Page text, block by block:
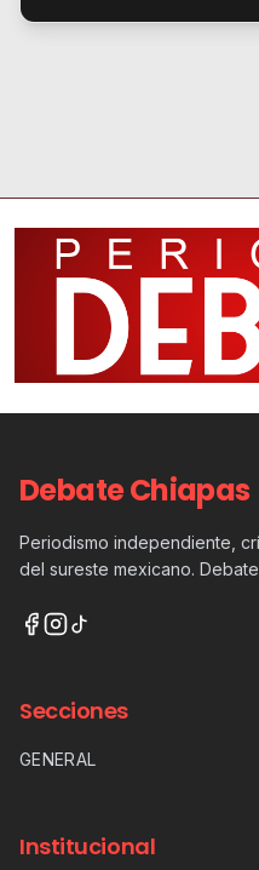
Debate Chiapas
Periodismo independiente,
del sureste mexicano.
Secciones
GENERAL
Institucional